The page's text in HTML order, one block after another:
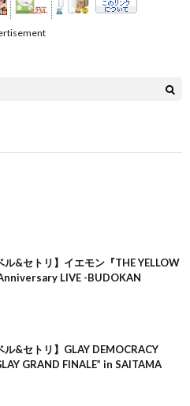
ル&セトリ】イエモン『THE YELLOW
LIVE -BUDOKAN
ル&セトリ】GLAY DEMOCRACY
GRAND FINALE” in SAITAMA